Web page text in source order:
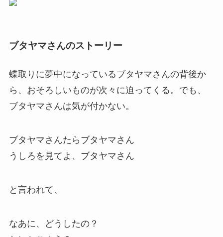
ブタヤマさんのストーリー
蝶取りに夢中になっているブタヤマさんの背後か
ら、おそろしいものが次々に迫ってくる。でも、
ブタヤマさんは気が付かない。
ブタヤマさんたらブタヤマさん
うしろを見てよ、ブタヤマさん
と言われて、
なあに、どうしたの？